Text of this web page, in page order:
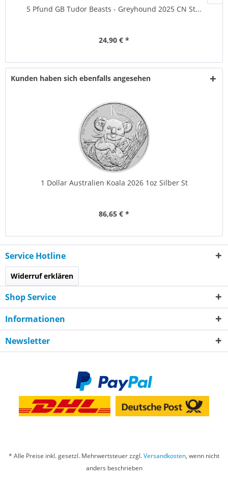
5 Pfund GB Tudor Beasts - Greyhound 2025 CN St...
24,90 € *
Kunden haben sich ebenfalls angesehen
1 Dollar Australien Koala 2026 1oz Silber St
86,65 € *
Service Hotline
Widerruf erklären
Shop Service
Informationen
Newsletter
* Alle Preise inkl. gesetzl. Mehrwertsteuer zzgl.Versandkosten, wenn nicht
anders beschrieben